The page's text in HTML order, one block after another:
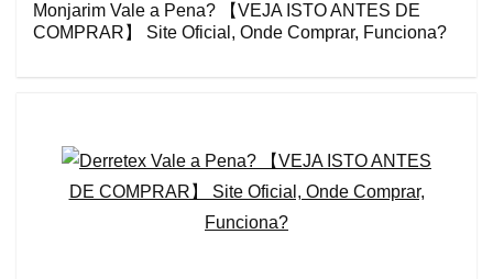
Monjarim Vale a Pena? 【VEJA ISTO ANTES DE
COMPRAR】 Site Oficial, Onde Comprar, Funciona?